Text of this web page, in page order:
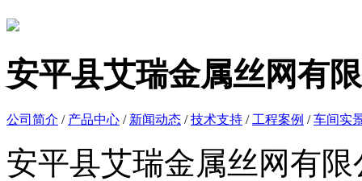
安平县艾瑞金属丝网有
公司简介 / 产品中心 / 新闻动态 /技术支持 / 工程案例 /车间实
安平县艾瑞金属丝网有限